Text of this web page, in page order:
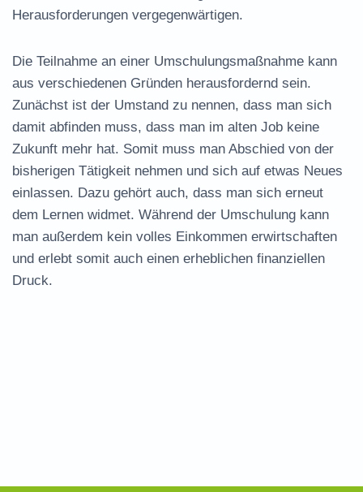
Herausforderungen vergegenwärtigen.
Die Teilnahme an einer Umschulungsmaßnahme kann
aus verschiedenen Gründen herausfordernd sein.
Zunächst ist der Umstand zu nennen, dass man sich
damit abfinden muss, dass man im alten Job keine
Zukunft mehr hat. Somit muss man Abschied von der
bisherigen Tätigkeit nehmen und sich auf etwas Neues
einlassen. Dazu gehört auch, dass man sich erneut
dem Lernen widmet. Während der Umschulung kann
man außerdem kein volles Einkommen erwirtschaften
und erlebt somit auch einen erheblichen finanziellen
Druck.